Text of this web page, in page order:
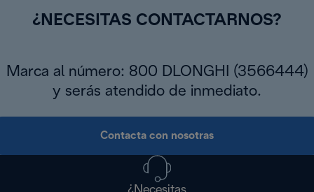
¿NECESITAS CONTACTARNOS?
Marca al número: 800 DLONGHI (3566444)
y serás atendido de inmediato.
Contacta con nosotras